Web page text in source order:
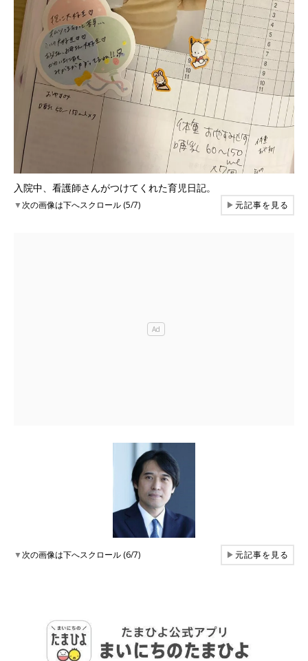
入院中、看護師さんがつけてくれた育児日記。
▼次の画像は下へスクロール (5/7) ▶元記事を見る
▼次の画像は下へスクロール (6/7) ▶元記事を見る